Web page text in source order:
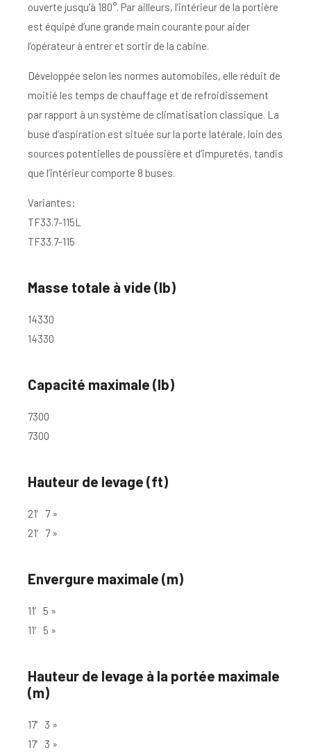
ouverte jusqu’à 180°. Par ailleurs, l’intérieur de la portière
est équipé d’une grande main courante pour aider
l’opérateur à entrer et sortir de la cabine.
Développée selon les normes automobiles, elle réduit de
moitié les temps de chauffage et de refroidissement
par rapport à un système de climatisation classique. La
buse d’aspiration est située sur la porte latérale, loin des
sources potentielles de poussière et d’impuretés, tandis
que l’intérieur comporte 8 buses.
Variantes:
TF33.7-115L
TF33.7-115
Masse totale à vide (lb)
14330
14330
Capacité maximale (lb)
7300
7300
Hauteur de levage (ft)
21′ 7 »
21′ 7 »
Envergure maximale (m)
11′ 5 »
11′ 5 »
Hauteur de levage à la portée maximale
(m)
17′ 3 »
17′ 3 »